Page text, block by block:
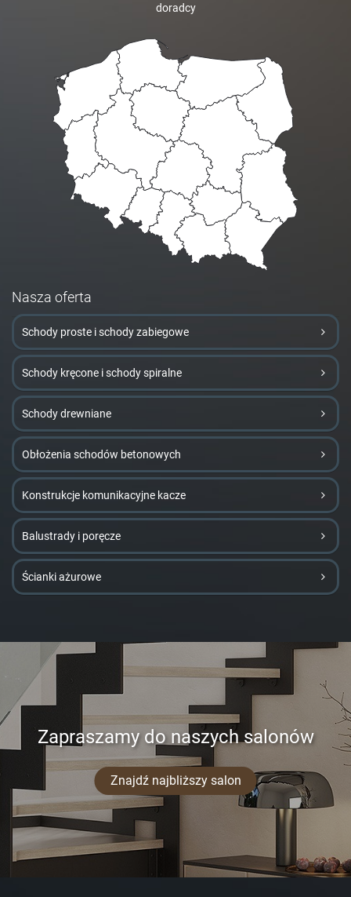
doradcy
Nasza oferta
Schody proste i schody zabiegowe
Schody kręcone i schody spiralne
Schody drewniane
Obłożenia schodów betonowych
Konstrukcje komunikacyjne kacze
Balustrady i poręcze
Ścianki ażurowe
Zapraszamy do naszych salonów
Znajdź najbliższy salon